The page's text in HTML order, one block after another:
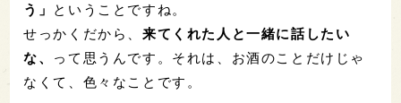
う」 ということですね。
せっかくだから、来てくれた人と一緒に話したい
な、 って思うんです。それは、お酒のことだけじゃ
なくて、色々なことです。